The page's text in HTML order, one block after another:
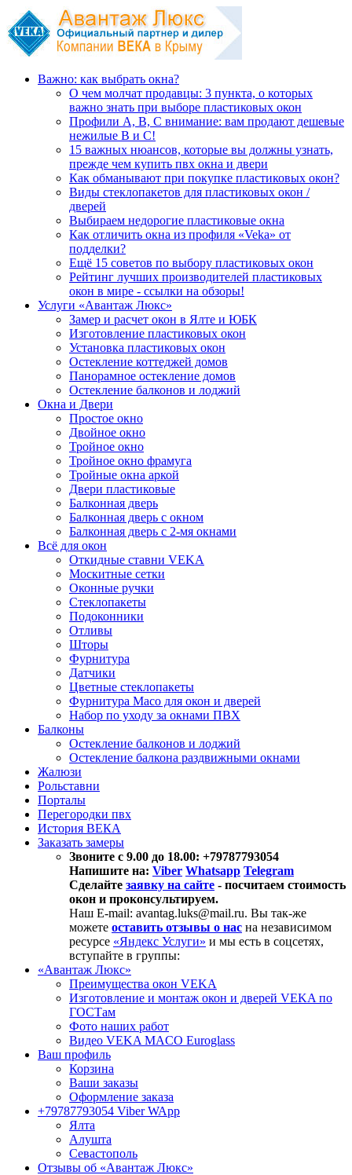
Важно: как выбрать окна?
О чем молчат продавцы: 3 пункта, о которых
важно знать при выборе пластиковых окон
Профили А, В, С внимание: вам продают дешевые
нежилые В и С!
15 важных нюансов, которые вы должны узнать,
прежде чем купить пвх окна и двери
Как обманывают при покупке пластиковых окон?
Виды стеклопакетов для пластиковых окон /
дверей
Выбираем недорогие пластиковые окна
Как отличить окна из профиля «Veka» от
подделки?
Ещё 15 советов по выбору пластиковых окон
Рейтинг лучших производителей пластиковых
окон в мире - ссылки на обзоры!
Услуги «Авантаж Люкс»
Замер и расчет окон в Ялте и ЮБК
Изготовление пластиковых окон
Установка пластиковых окон
Остекление коттеджей домов
Панорамное остекление домов
Остекление балконов и лоджий
Окна и Двери
Простое окно
Двойное окно
Тройное окно
Тройное окно фрамуга
Тройные окна аркой
Двери пластиковые
Балконная дверь
Балконная дверь с окном
Балконная дверь с 2-мя окнами
Всё для окон
Откидные ставни VEKA
Москитные сетки
Оконные ручки
Стеклопакеты
Подоконники
Отливы
Шторы
Фурнитура
Датчики
Цветные стеклопакеты
Фурнитура Maco для окон и дверей
Набор по уходу за окнами ПВХ
Балконы
Остекление балконов и лоджий
Остекление балкона раздвижными окнами
Жалюзи
Рольставни
Порталы
Перегородки пвх
История ВЕКА
Заказать замеры
Звоните с 9.00 до 18.00: +79787793054
Напишите на: Viber Whatsapp Telegram
Сделайте заявку на сайте - посчитаем стоимость
окон и проконсультируем.
Наш E-mail: avantag.luks@mail.ru. Вы так-же
можете оставить отзывы о нас на независимом
ресурсе «Яндекс Услуги» и мы есть в соцсетях,
вступайте в группы:
«Авантаж Люкс»
Преимущества окон VEKA
Изготовление и монтаж окон и дверей VEKA по
ГОСТам
Фото наших работ
Видео VEKA MACO Euroglass
Ваш профиль
Корзина
Ваши заказы
Оформление заказа
+79787793054 Viber WApp
Ялта
Алушта
Севастополь
Отзывы об «Авантаж Люкс»